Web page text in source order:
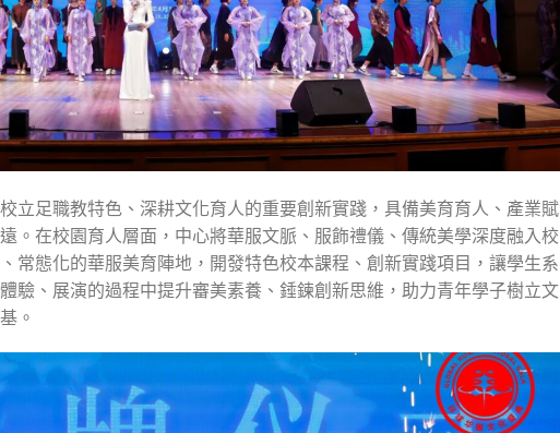
立足職教特色、深耕文化育人的重要創新實踐，具備美育育人、產業賦
。在校園育人層面，中心將華服文脈、服飾禮儀、傳統美學深度融入校
常態化的華服美育陣地，開發特色校本課程、創新實踐項目，讓學生系
驗、展演的過程中提升審美素養、錘鍊創新思維，助力青年學子樹立文
。